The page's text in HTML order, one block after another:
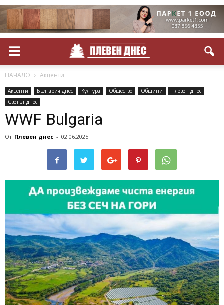
НАЧАЛО Акценти
Акценти България днес Култура Общество Общини
Плевен днес
Светът днес
WWF Bulgaria
От Плевен днес - 02.06.2025